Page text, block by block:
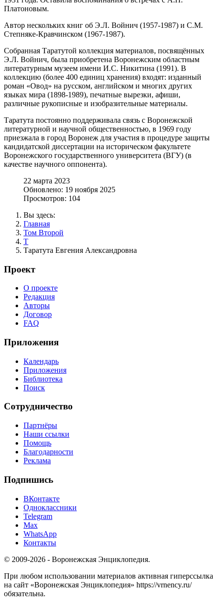
Платоновым.
Автор нескольких книг об Э.Л. Войнич (1957-1987) и С.М.
Степняке-Кравчинском (1967-1987).
Собранная Таратутой коллекция материалов, посвящённых
Э.Л. Войнич, была приобретена Воронежским областным
литературным музеем имени И.С. Никитина (1991). В
коллекцию (более 400 единиц хранения) входят: изданный
роман «Овод» на русском, английском и многих других
языках мира (1898-1989), печатные вырезки, афиши,
различные рукописные и изобразительные материалы.
Таратута постоянно поддерживала связь с Воронежской
литературной и научной общественностью, в 1969 году
приезжала в город Воронеж для участия в процедуре защиты
кандидатской диссертации на историческом факультете
Воронежского государственного университета (ВГУ) (в
качестве научного оппонента).
22 марта 2023
Обновлено: 19 ноября 2025
Просмотров: 104
Вы здесь:
Главная
Том Второй
Т
Таратута Евгения Александровна
Проект
О проекте
Редакция
Авторы
Договор
FAQ
Приложения
Календарь
Приложения
Библиотека
Поиск
Сотрудничество
Партнёры
Наши ссылки
Помощь
Благодарности
Реклама
Подпишись
ВКонтакте
Одноклассники
Telegram
Max
WhatsApp
Контакты
© 2009-2026 - Воронежская Энциклопедия.
При любом использовании материалов активная гиперссылка
на сайт «Воронежская Энциклопедия» https://vrnency.ru/
обязательна.